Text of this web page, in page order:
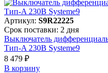
Артикул: S9R22225
Срок поставки: 2 дня
Выключатель
Тип-A 230В Systeme9
8 479 ₽
В корзинy